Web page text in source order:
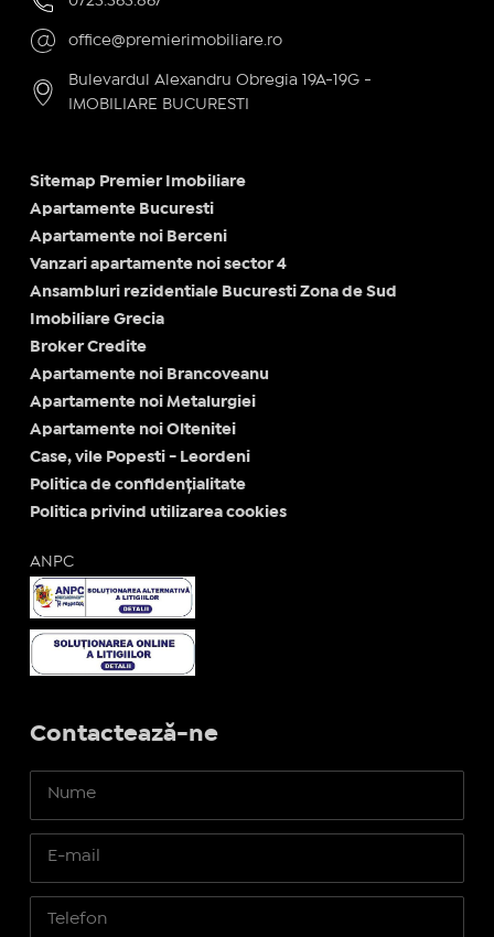
office@premierimobiliare.ro
Bulevardul Alexandru Obregia 19A-19G -
IMOBILIARE BUCURESTI
Sitemap Premier Imobiliare
Apartamente Bucuresti
Apartamente noi Berceni
Vanzari apartamente noi sector 4
Ansambluri rezidentiale Bucuresti Zona de Sud
Imobiliare Grecia
Broker Credite
Apartamente noi Brancoveanu
Apartamente noi Metalurgiei
Apartamente noi Oltenitei
Case, vile Popesti - Leordeni
Politica de confidențialitate
Politica privind utilizarea cookies
ANPC
Contactează-ne